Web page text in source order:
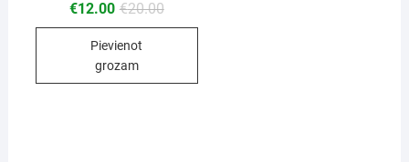
€20.00
€12.00
Pievienot
grozam